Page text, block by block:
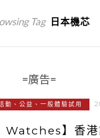
Tag 日本機芯
=廣告=
動、公益、一般體驗試用
Watches】香港